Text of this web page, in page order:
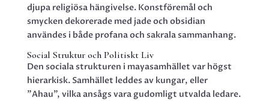
djupa religiösa hängivelse. Konstföremål och
smycken dekorerade med jade och obsidian
användes i både profana och sakrala sammanhang.
Social Struktur och Politiskt Liv
Den sociala strukturen i mayasamhället var högst
hierarkisk. Samhället leddes av kungar, eller
”Ahau”, vilka ansågs vara gudomligt utvalda ledare.